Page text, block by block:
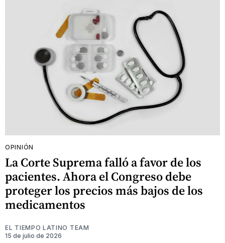
OPINIÓN
La Corte Suprema falló a favor de los
pacientes. Ahora el Congreso debe
proteger los precios más bajos de los
medicamentos
EL TIEMPO LATINO TEAM
15 de julio de 2026